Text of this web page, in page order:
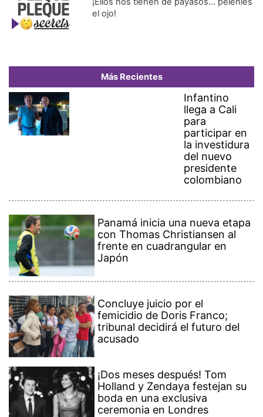
el ojo!
Más Recientes
Infantino
llega a Cali
para
participar en
la investidura
del nuevo
presidente
colombiano
Panamá inicia una nueva etapa
con Thomas Christiansen al
frente en cuadrangular en
Japón
Concluye juicio por el
femicidio de Doris Franco;
tribunal decidirá el futuro del
acusado
¡Dos meses después! Tom
Holland y Zendaya festejan su
boda en una exclusiva
ceremonia en Londres